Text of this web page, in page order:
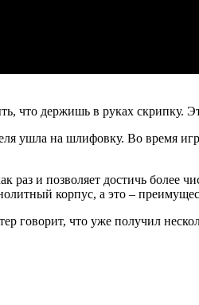
что держишь в руках
ушла на шлифовку. Во время
и позволяет достичь более
корпус, а это –
говорит, что уже получил